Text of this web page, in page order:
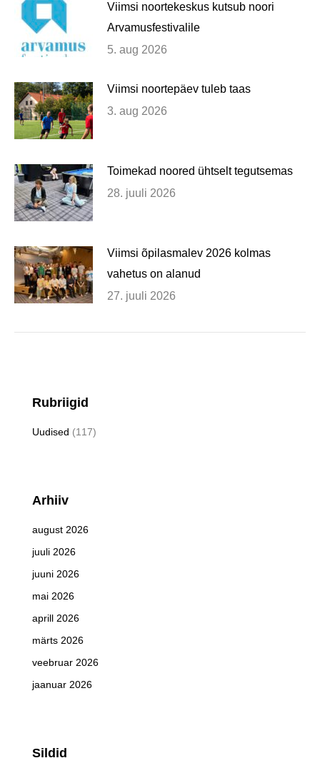
Viimsi noortekeskus kutsub noori
Arvamusfestivalile
5. aug 2026
Viimsi noortepäev tuleb taas
3. aug 2026
Toimekad noored ühtselt tegutsemas
28. juuli 2026
Viimsi õpilasmalev 2026 kolmas
vahetus on alanud
27. juuli 2026
Rubriigid
Uudised (117)
Arhiiv
august 2026
juuli 2026
juuni 2026
mai 2026
aprill 2026
märts 2026
veebruar 2026
jaanuar 2026
Sildid